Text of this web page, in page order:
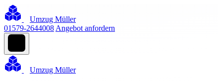
Umzug Müller
01579-2644008 Angebot anfordern
Umzug Müller